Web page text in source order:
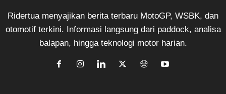
Ridertua menyajikan berita terbaru MotoGP, WSBK, dan
otomotif terkini. Informasi langsung dari paddock, analisa
balapan, hingga teknologi motor harian.